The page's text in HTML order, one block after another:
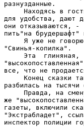
разнузданные.
Находясь в
для удобства, дают
они отказываются, -
пить"на брудершафт"
Я уже не
"Свинья-копилка".
Эта  глиняная,
все, что не
Конец сказки
разбилась на
Правда, на
же
газеты, включили
"Экстрабладет",
инспектор полиции